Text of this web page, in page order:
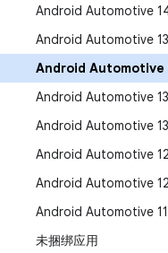
Android Automotive
Android Automotive 13
Android Automotive
Android Automotive 13
Android Automotive 13
Android Automotive
Android Automotive 12
Android Automotive 11
未捆绑应用
构建
Android 代码库
要求